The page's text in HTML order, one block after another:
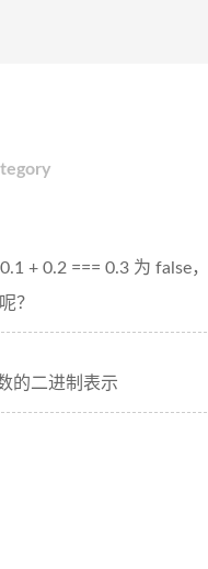
+ 0.2 === 0.3 为 false
？
的二进制表示